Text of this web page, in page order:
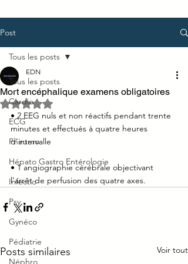
Post
Tous les posts
Cardio
ECG
Pneumo
Hépato Gastro Entérologie
Infectio
Psy
Gynéco
Pédiatrie
Néphro
Tous les posts
Mort encéphalique examens obligatoires
EDN
Noté NaN étoiles sur 5.
• 2 EEG nuls et non réactifs pendant trente
minutes et effectués à quatre heures
d’intervalle
• 1 angiographie cérébrale objectivant
l’arrêt de perfusion des quatre axes.
Posts similaires Voir tout